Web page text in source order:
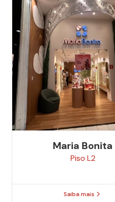
Maria Bonita
Piso L2
Saiba mais